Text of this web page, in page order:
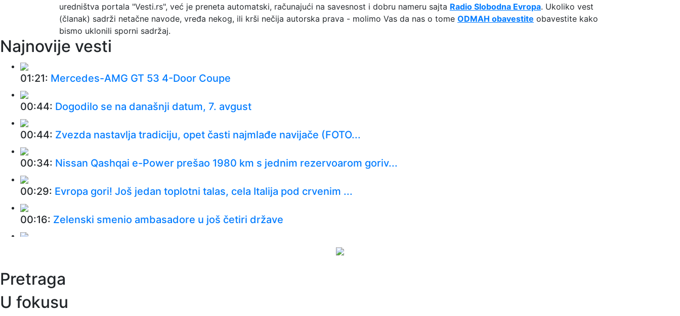
uredništva portala "Vesti.rs", već je preneta automatski, računajući na savesnost i dobru nameru sajta Radio Slobodna Evropa. Ukoliko vest
(članak) sadrži netačne navode, vređa nekog, ili krši nečija autorska prava - molimo Vas da nas o tome ODMAH obavestite obavestite kako
bismo uklonili sporni sadržaj.
Najnovije vesti
01:21: Mercedes-AMG GT 53 4-Door Coupe
00:44: Dogodilo se na današnji datum, 7. avgust
00:44: Zvezda nastavlja tradiciju, opet časti najmlađe navijače (FOTO...
00:34: Nissan Qashqai e-Power prešao 1980 km s jednim rezervoarom goriv...
00:29: Evropa gori! Još jedan toplotni talas, cela Italija pod crvenim ...
00:16: Zelenski smenio ambasadore u još četiri države
Humska konačno videla konkretan Partizan! Pogledajte hajlajtse p...
00:05:Roganović ne pomišlja na opuštanje: Uvek ima mesta za napredak...
00:04:Vukotić ne zna ko je Baba: "Vidim da ga svi hvale"
Pretraga
U fokusu